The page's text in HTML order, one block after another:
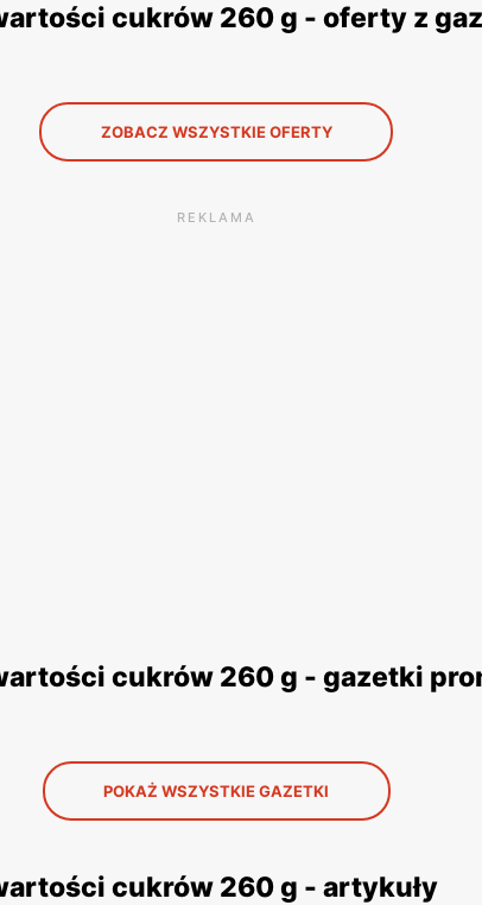
cukrów 260 g - oferty z
ZOBACZ WSZYSTKIE OFERTY
REKLAMA
cukrów 260 g - gazetki
POKAŻ WSZYSTKIE GAZETKI
cukrów 260 g - artykuły